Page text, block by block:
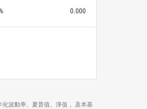
0.000
化波動率、夏普值、淨值， 及本基